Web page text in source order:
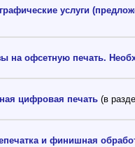
услуги
на офсетную печать.
цифровая печать (в
и финишная